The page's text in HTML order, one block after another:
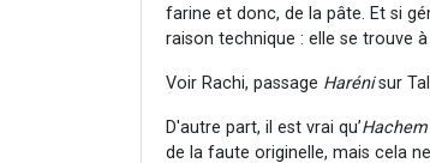
farine et donc, de la pâte. Et si
raison technique : elle se trouve
Voir Rachi, passage Harénisur
D'autre part, il est vrai qu’Hachem
de la faute originelle, mais cela